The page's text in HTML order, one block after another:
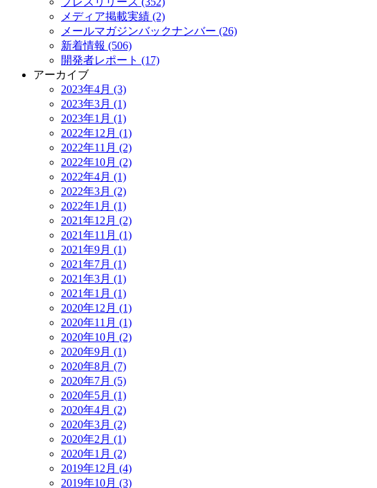
メディア掲載実績 (2)
メールマガジンバックナンバー (26)
新着情報 (506)
開発者レポート (17)
アーカイブ
2023年4月 (3)
2023年3月 (1)
2023年1月 (1)
2022年12月 (1)
2022年11月 (2)
2022年10月 (2)
2022年4月 (1)
2022年3月 (2)
2022年1月 (1)
2021年12月 (2)
2021年11月 (1)
2021年9月 (1)
2021年7月 (1)
2021年3月 (1)
2021年1月 (1)
2020年12月 (1)
2020年11月 (1)
2020年10月 (2)
2020年9月 (1)
2020年8月 (7)
2020年7月 (5)
2020年5月 (1)
2020年4月 (2)
2020年3月 (2)
2020年2月 (1)
2020年1月 (2)
2019年12月 (4)
2019年10月 (3)